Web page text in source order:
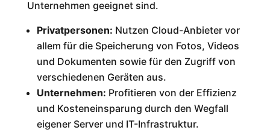
Unternehmen geeignet sind.
Privatpersonen: Nutzen Cloud-Anbieter vor
allem für die Speicherung von Fotos, Videos
und Dokumenten sowie für den Zugriff von
verschiedenen Geräten aus.
Unternehmen: Profitieren von der Effizienz
und Kosteneinsparung durch den Wegfall
eigener Server und IT-Infrastruktur.